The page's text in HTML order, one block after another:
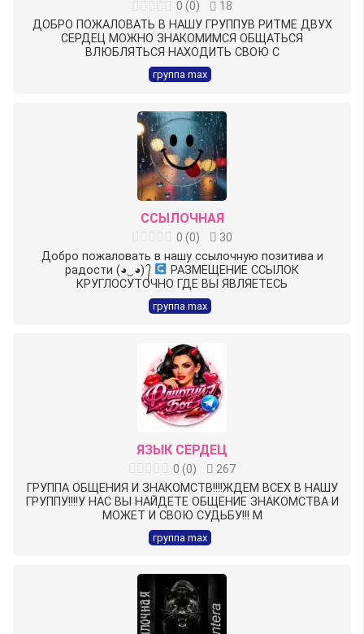
0 (0)
18
ДОБРО ПОЖАЛОВАТЬ В НАШУ ГРУППУВ РИТМЕ️️ ДВУХ
СЕРДЕЦ МОЖНО ЗНАКОМИМСЯ ОБЩАТЬСЯ
ВЛЮБЛЯТЬСЯ НАХОДИТЬ СВОЮ С
группа max
ССЫЛОЧНАЯ
0 (0)
30
Добро пожаловать в нашу ссылочную позитива и
радости (◕‿◕) ᭄
РАЗМЕЩЕНИЕ ССЫЛОК
КРУГЛОСУТОЧНО ГДЕ ВЫ ЯВЛЯЕТЕСЬ
группа max
ЯЗЫК СЕРДЕЦ
0 (0)
267
ГРУППА ОБЩЕНИЯ И ЗНАКОМСТВ!!!!ЖДЕМ ВСЕХ В НАШУ
ГРУППУ!!!!У НАС ВЫ НАЙДЕТЕ ОБЩЕНИЕ ЗНАКОМСТВА И
МОЖЕТ И СВОЮ СУДЬБУ!!! М
группа max